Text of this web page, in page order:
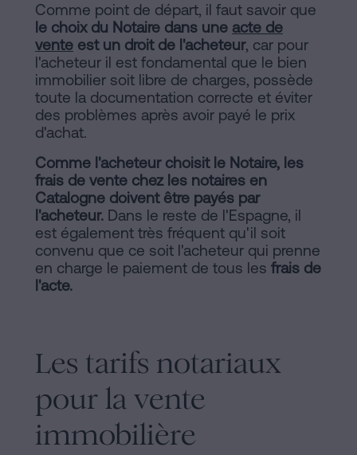
d'Intérêt
Processus
Éditorial
Contenus
Personalizar
cookies
Suivez-
nous
sociaux
certificat
d'habitabilité
?
Contacter
Comme point de départ, il faut savoir que
le choix du Notaire dans une acte de
vente est un droit de l'acheteur, car pour
l'acheteur il est fondamental que le bien
immobilier soit libre de charges, possède
toute la documentation correcte et éviter
des problèmes après avoir payé le prix
d'achat.
Comme l'acheteur choisit le Notaire, les
frais de vente chez les notaires en
Catalogne doivent être payés par
l'acheteur. Dans le reste de l'Espagne, il
est également très fréquent qu'il soit
convenu que ce soit l'acheteur qui prenne
en charge le paiement de tous les frais de
l'acte.
Les tarifs notariaux
pour la vente
immobilière